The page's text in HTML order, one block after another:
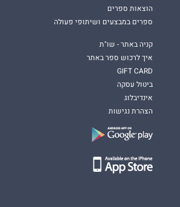
הוצאות ספרים
ספרים במבצעים ושיתופי פעולה
קניה באתר - שו"ת
איך לרכוש ספר באתר
GIFT CARD
ביטול עסקה
אינדיבלוג
הצהרת נגישות